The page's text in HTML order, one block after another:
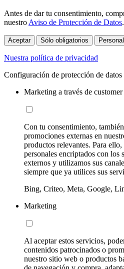
Antes de dar tu consentimiento,
nuestro Aviso de Protección de Datos.
Aceptar Sólo obligatorios
Nuestra política de privacidad
Configuración de protección de datos
Marketing a través de customer
Con tu consentimiento,
promociones externas en
productos relevantes. Para
personales encriptados con los
externos y utilizamos sus
siempre que ya utilices sus
Bing, Criteo, Meta, Google,
Marketing
Al aceptar estos servicios,
contenidos patrocinados o
nuestro sitio web o productos